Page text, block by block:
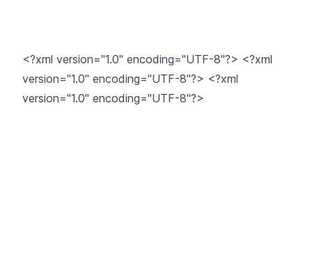
<?xml version="1.0" encoding="UTF-8"?> <?xml
version="1.0" encoding="UTF-8"?> <?xml
version="1.0" encoding="UTF-8"?>